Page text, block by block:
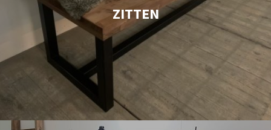
ZITTEN